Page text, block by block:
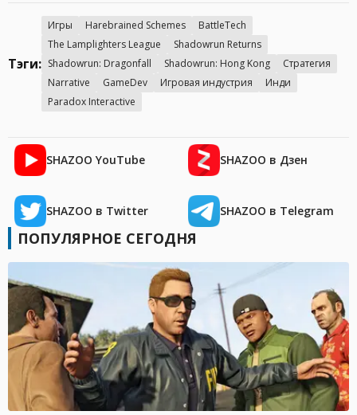
Тэги:
Игры Harebrained Schemes
BattleTech
The Lamplighters League
Shadowrun Returns
Shadowrun: Dragonfall
Shadowrun: Hong Kong
Стратегия
Narrative
GameDev Игровая индустрия
Инди
Paradox Interactive
SHAZOO YouTube SHAZOO в Дзен
SHAZOO в Twitter SHAZOO в Telegram
ПОПУЛЯРНОЕ СЕГОДНЯ